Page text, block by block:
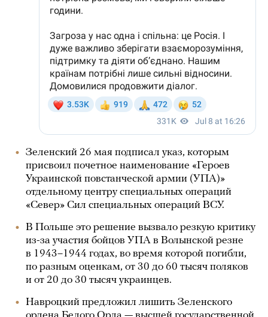
Зеленский 26 мая подписал указ, которым
присвоил почетное наименование «Героев
Украинской повстанческой армии (УПА)»
отдельному центру специальных операций
«Север» Сил специальных операций ВСУ.
В Польше это решение вызвало резкую критику
из-за участия бойцов УПА в Волынской резне
в 1943–1944 годах, во время которой погибли,
по разным оценкам, от 30 до 60 тысяч поляков
и от 20 до 30 тысяч украинцев.
Навроцкий предложил лишить Зеленского